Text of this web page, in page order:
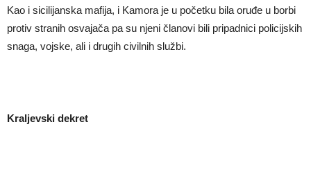
Kao i sicilijanska mafija, i Kamora je u početku bila oruđe u borbi
protiv stranih osvajača pa su njeni članovi bili pripadnici policijskih
snaga, vojske, ali i drugih civilnih službi.
Kraljevski dekret